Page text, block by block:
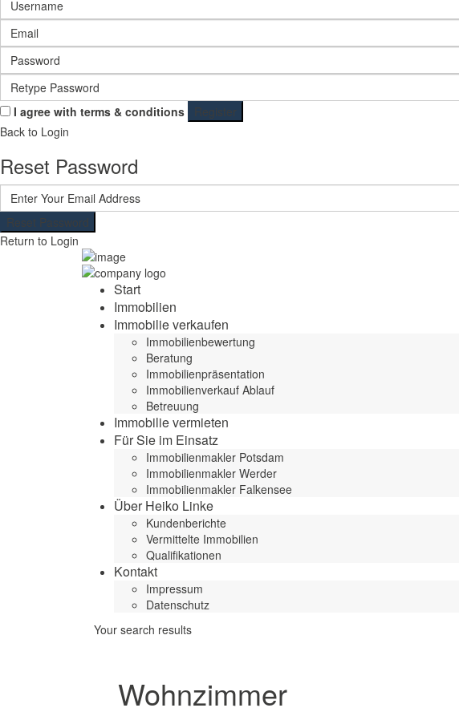
I agree with terms & conditions
Register
Back to Login
Reset Password
Reset Password
Return to Login
Start
Immobilien
Immobilie verkaufen
Immobilienbewertung
Beratung
Immobilienpräsentation
Immobilienverkauf Ablauf
Betreuung
Immobilie vermieten
Für Sie im Einsatz
Immobilienmakler Potsdam
Immobilienmakler Werder
Immobilienmakler Falkensee
Über Heiko Linke
Kundenberichte
Vermittelte Immobilien
Qualifikationen
Kontakt
Impressum
Datenschutz
Your search results
Wohnzimmer